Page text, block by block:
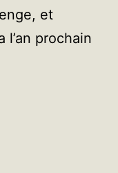
et
prochain